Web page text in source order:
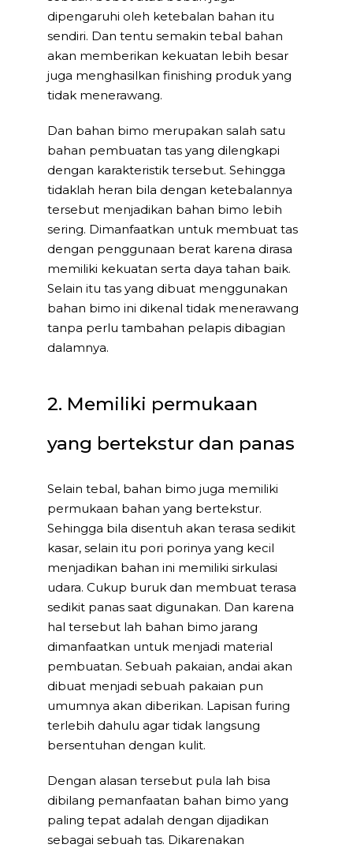
dipengaruhi oleh ketebalan bahan itu
sendiri. Dan tentu semakin tebal bahan
akan memberikan kekuatan lebih besar
juga menghasilkan finishing produk yang
tidak menerawang.
Dan bahan bimo merupakan salah satu
bahan pembuatan tas yang dilengkapi
dengan karakteristik tersebut. Sehingga
tidaklah heran bila dengan ketebalannya
tersebut menjadikan bahan bimo lebih
sering. Dimanfaatkan untuk membuat tas
dengan penggunaan berat karena dirasa
memiliki kekuatan serta daya tahan baik.
Selain itu tas yang dibuat menggunakan
bahan bimo ini dikenal tidak menerawang
tanpa perlu tambahan pelapis dibagian
dalamnya.
2. Memiliki permukaan
yang bertekstur dan panas
Selain tebal, bahan bimo juga memiliki
permukaan bahan yang bertekstur.
Sehingga bila disentuh akan terasa sedikit
kasar, selain itu pori porinya yang kecil
menjadikan bahan ini memiliki sirkulasi
udara. Cukup buruk dan membuat terasa
sedikit panas saat digunakan. Dan karena
hal tersebut lah bahan bimo jarang
dimanfaatkan untuk menjadi material
pembuatan. Sebuah pakaian, andai akan
dibuat menjadi sebuah pakaian pun
umumnya akan diberikan. Lapisan furing
terlebih dahulu agar tidak langsung
bersentuhan dengan kulit.
Dengan alasan tersebut pula lah bisa
dibilang pemanfaatan bahan bimo yang
paling tepat adalah dengan dijadikan
sebagai sebuah tas. Dikarenakan